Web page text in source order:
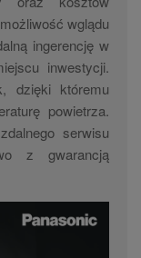
wglądu
ingerencję w
inwestycji.
dzięki któremu
powietrza.
serwisu
z gwarancją